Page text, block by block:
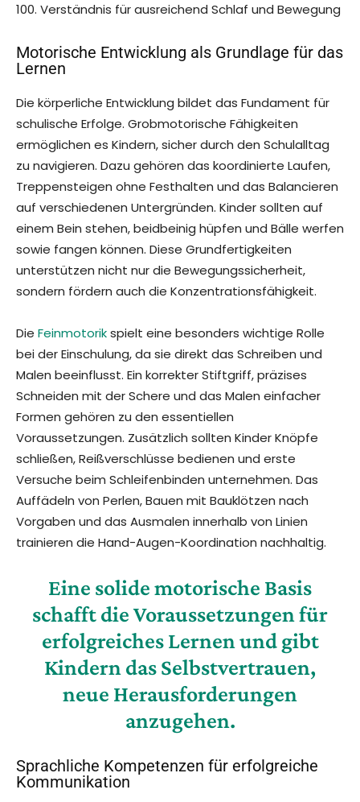
100. Verständnis für ausreichend Schlaf und Bewegung
Motorische Entwicklung als Grundlage für das
Lernen
Die körperliche Entwicklung bildet das Fundament für
schulische Erfolge. Grobmotorische Fähigkeiten
ermöglichen es Kindern, sicher durch den Schulalltag
zu navigieren. Dazu gehören das koordinierte Laufen,
Treppensteigen ohne Festhalten und das Balancieren
auf verschiedenen Untergründen. Kinder sollten auf
einem Bein stehen, beidbeinig hüpfen und Bälle werfen
sowie fangen können. Diese Grundfertigkeiten
unterstützen nicht nur die Bewegungssicherheit,
sondern fördern auch die Konzentrationsfähigkeit.
Die Feinmotorikspielt eine besonders wichtige Rolle
bei der Einschulung, da sie direkt das Schreiben und
Malen beeinflusst. Ein korrekter Stiftgriff, präzises
Schneiden mit der Schere und das Malen einfacher
Formen gehören zu den essentiellen
Voraussetzungen. Zusätzlich sollten Kinder Knöpfe
schließen, Reißverschlüsse bedienen und erste
Versuche beim Schleifenbinden unternehmen. Das
Auffädeln von Perlen, Bauen mit Bauklötzen nach
Vorgaben und das Ausmalen innerhalb von Linien
trainieren die Hand-Augen-Koordination nachhaltig.
Eine solide motorische Basis
schafft die Voraussetzungen für
erfolgreiches Lernen und gibt
Kindern dasSelbstvertrauen,
neue Herausforderungen
anzugehen.
Sprachliche Kompetenzen für erfolgreiche
Kommunikation